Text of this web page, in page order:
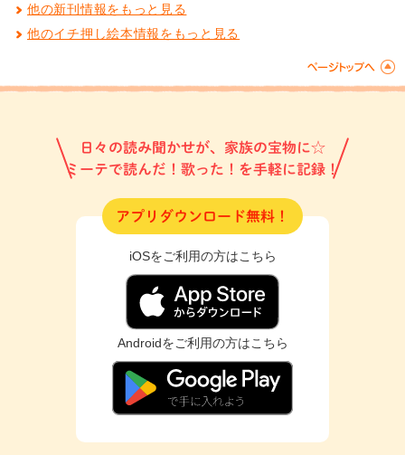
他の新刊情報をもっと見る
他のイチ押し絵本情報をもっと見る
日々の読み聞かせが、家族の宝物に☆
ミーテで読んだ！歌った！を手軽に記録！
アプリダウンロード無料！
iOSをご利用の方はこちら
Androidをご利用の方はこちら